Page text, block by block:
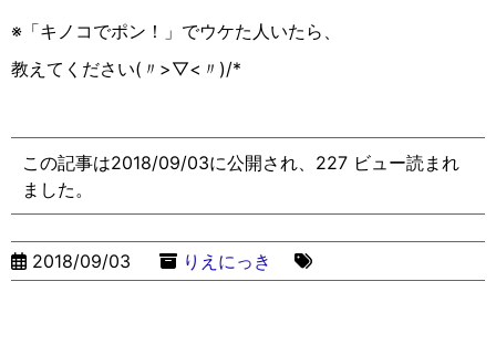
※「キノコでポン！」でウケた人いたら、
教えてください(〃>▽︎<〃)/*
この記事は2018/09/03に公開され、227 ビュー読まれ
ました。
2018/09/03 りえにっき